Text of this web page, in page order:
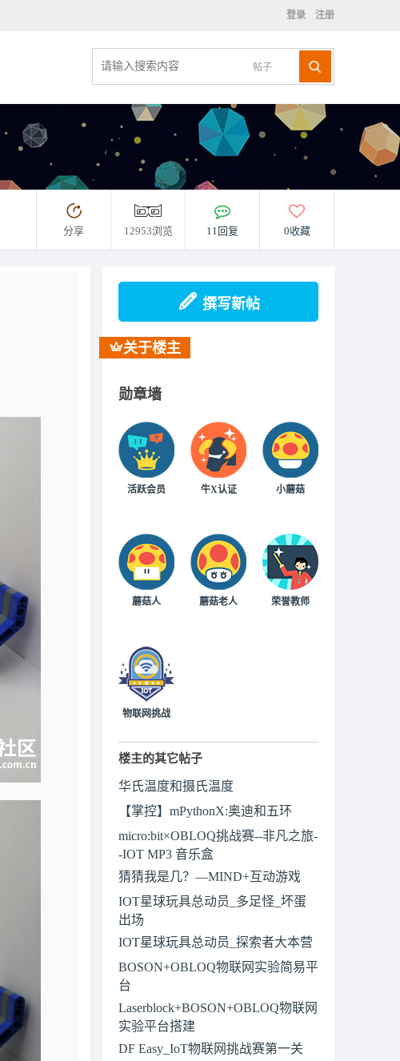
登录 注册
帖子
分享 12953浏览 11回复 0收藏
撰写新帖
关于楼主
勋章墙
活跃会员 牛X认证 小蘑菇
蘑菇人 蘑菇老人 荣誉教师
物联网挑战
楼主的其它帖子
华氏温度和摄氏温度
【掌控】mPythonX:奥迪和五环
micro:bit×OBLOQ挑战赛--非凡之旅-
-IOT MP3 音乐盒
猜猜我是几？—MIND+互动游戏
IOT星球玩具总动员_多足怪_坏蛋
出场
IOT星球玩具总动员_探索者大本营
BOSON+OBLOQ物联网实验简易平
台
Laserblock+BOSON+OBLOQ物联网
实验平台搭建
DF Easy_IoT物联网挑战赛第一关